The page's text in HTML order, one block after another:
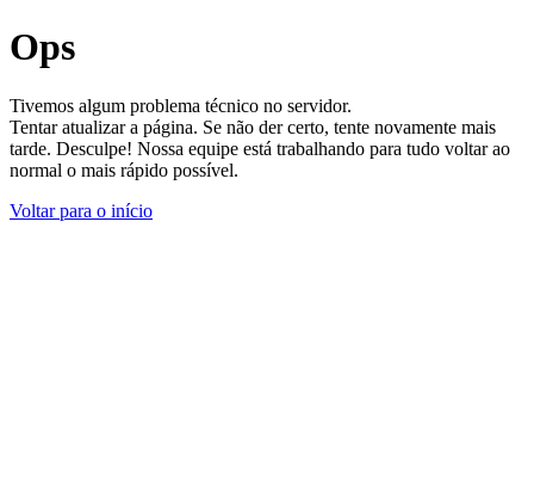
Ops
Tivemos algum problema técnico no servidor.
Tentar atualizar a página. Se não der certo, tente novamente mais
tarde. Desculpe! Nossa equipe está trabalhando para tudo voltar ao
normal o mais rápido possível.
Voltar para o início